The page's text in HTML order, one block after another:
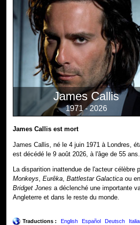
James Callis
1971 - 2026
James Callis est mort
James Callis, né le 4 juin 1971 à Londres,
est décédé le 9 août 2026, à l'âge de 55 ans.
La disparition inattendue de l'acteur célèbre
Monkeys,Eurêka,Battlestar Galactica ou
Bridget Jones a déclenché une importante
Angleterre et dans le reste du monde.
Traductions : English Español Deutsch